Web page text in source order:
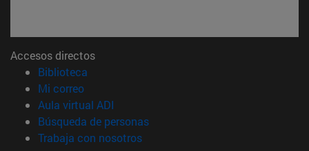
Accesos directos
Biblioteca
Mi correo(abre en nueva ventana)
Aula virtual ADI
Búsqueda de personas(abre en nueva ventana)
Trabaja con nosotros(abre en nueva ventana)